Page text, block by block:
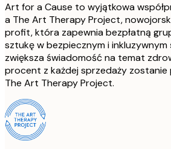
Art for a Cause to wyjątkowa
a The Art Therapy Project,
profit, która zapewnia bezpłatną
sztukę w bezpiecznym i inkluzywnym
zwiększa świadomość na temat
procent z każdej sprzedaży zostanie
The Art Therapy Project.